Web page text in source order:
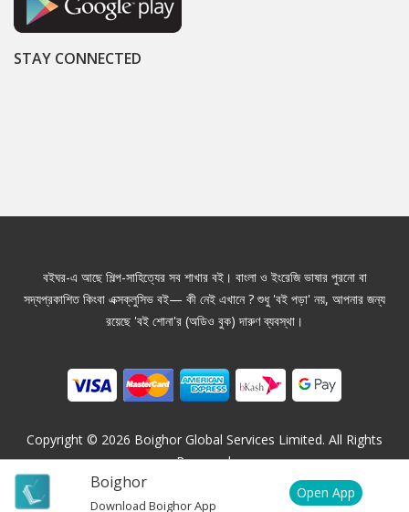
Boighor
Download Boighor App
Open App
STAY CONNECTED
বইঘর-এ আছে শিল্প-সাহিত্যের সব শাখার বই। বাংলা ও ইংরেজি ভাষার পুরনো বা
সদ্যপ্রকাশিত কিংবা এক্সক্লুসিভ বই— কী নেই এখানে ? শুধু 'বই পড়া' নয়, আপনার জন্য
রয়েছে 'বই শোনা'র (অডিও বুক) দারুণ ব্যবস্থা।
Copyright © 2026 Boighor Global Services Limited. All Rights
Reserved.